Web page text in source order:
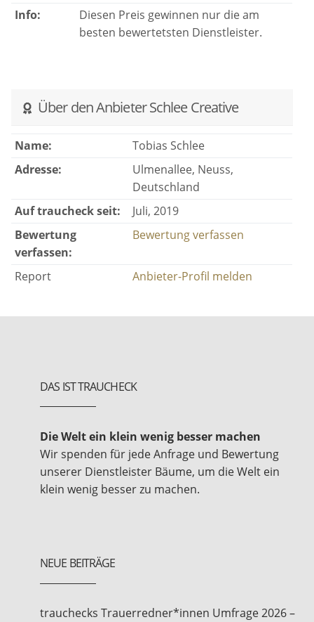
Info:
Diesen Preis gewinnen nur die am
besten bewertetsten Dienstleister.
Über den Anbieter Schlee Creative
Name:
Tobias Schlee
Adresse:
Ulmenallee, Neuss,
Deutschland
Auf traucheck seit:
Juli, 2019
Bewertung
verfassen:
Bewertung verfassen
Report Anbieter-Profil melden
DAS IST TRAUCHECK
Die Welt ein klein wenig besser machen
Wir spenden für jede Anfrage und Bewertung
unserer Dienstleister Bäume, um die Welt ein
klein wenig besser zu machen.
NEUE BEITRÄGE
trauchecks Trauerredner*innen Umfrage 2026 –